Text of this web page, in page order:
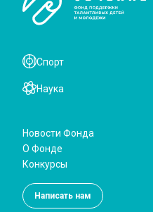
Наука
Спорт
Написать нам
Новости Фонда
О Фонде
Конкурсы